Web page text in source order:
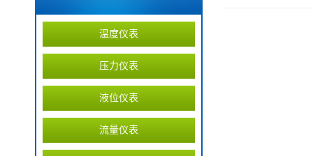
温度仪表
压力仪表
液位仪表
流量仪表